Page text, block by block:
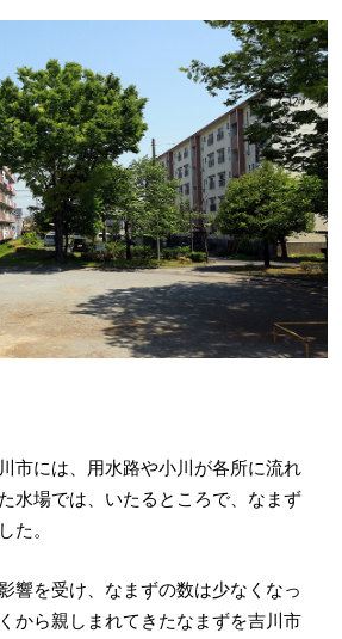
市には、用水路や小川が各所に流れ
水場では、いたるところで、なまず
た。
響を受け、なまずの数は少なくなっ
から親しまれてきたなまずを吉川市